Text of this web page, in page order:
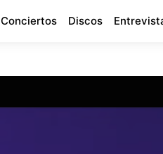
Conciertos Discos